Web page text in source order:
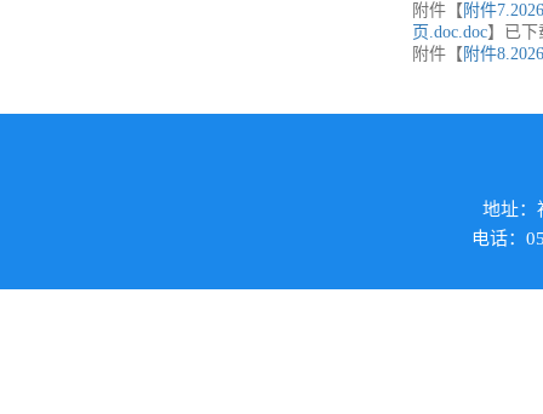
附件【 附件
页.doc.doc】已下
附件【 附件
地址：
电话：